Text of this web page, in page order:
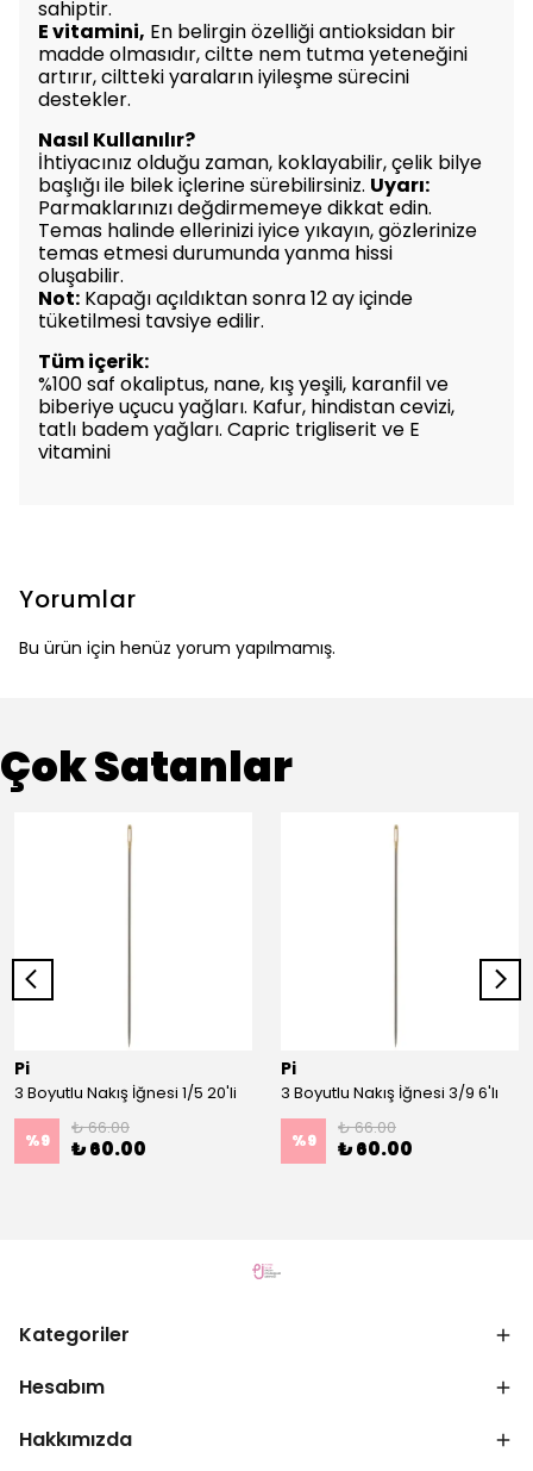
sahiptir.
E vitamini, En belirgin özelliği antioksidan bir
madde olmasıdır, ciltte nem tutma yeteneğini
artırır, ciltteki yaraların iyileşme sürecini
destekler.
Nasıl Kullanılır?
İhtiyacınız olduğu zaman, koklayabilir, çelik bilye
başlığı ile bilek içlerine sürebilirsiniz. Uyarı:
Parmaklarınızı değdirmemeye dikkat edin.
Temas halinde ellerinizi iyice yıkayın, gözlerinize
temas etmesi durumunda yanma hissi
oluşabilir.
Not: Kapağı açıldıktan sonra 12 ay içinde
tüketilmesi tavsiye edilir.
Tüm içerik:
%100 saf okaliptus, nane, kış yeşili, karanfil ve
biberiye uçucu yağları. Kafur, hindistan cevizi,
tatlı badem yağları. Capric trigliserit ve E
vitamini
Yorumlar
Bu ürün için henüz yorum yapılmamış.
Çok Satanlar
Pi
3 Boyutlu Nakış İğnesi 1/5 20'li
%9
₺ 66.00
₺ 60.00
Pi
3 Boyutlu Nakış İğnesi 3/9 6'lı
%9
₺ 66.00
₺ 60.00
Kategoriler
Hesabım
Hakkımızda